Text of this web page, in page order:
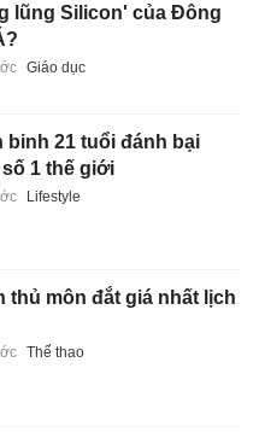
lũng Silicon' của Đông
Giáo dục
binh 21 tuổi đánh bại
1 thế giới
Lifestyle
thủ môn đắt giá nhất lịch
Thể thao